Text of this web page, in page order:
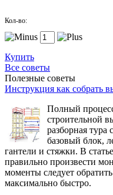
Кол-во:
Купить
Все советы
Полезные советы
Инструкция как собрать
Полный
строительной
разборная тура
базовый блок,
гантели и стяжки. В
правильно произвести
моменты следует
максимально быстро.